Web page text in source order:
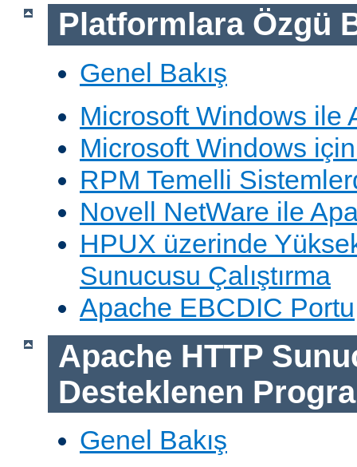
Platformlara Özgü
Genel Bakış
Microsoft Windows ile
Microsoft Windows
RPM Temelli
Novell NetWare ile
HPUX üzerinde
Sunucusu Çalıştırma
Apache EBCDIC Portu
Apache HTTP
Desteklenen
Genel Bakış